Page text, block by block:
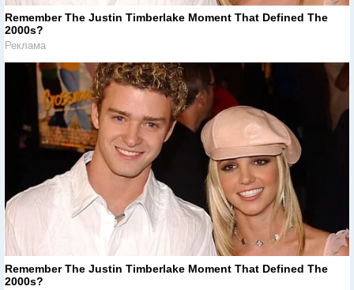
Remember The Justin Timberlake Moment That Defined The
2000s?
Реклама
Remember The Justin Timberlake Moment That Defined The
2000s?